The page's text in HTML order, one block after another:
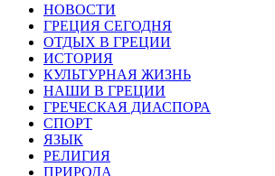
НОВОСТИ
ГРЕЦИЯ СЕГОДНЯ
ОТДЫХ В ГРЕЦИИ
ИСТОРИЯ
КУЛЬТУРНАЯ ЖИЗНЬ
НАШИ В ГРЕЦИИ
ГРЕЧЕСКАЯ ДИАСПОРА
СПОРТ
ЯЗЫК
РЕЛИГИЯ
ПРИРОДА